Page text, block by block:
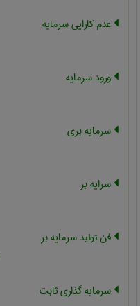
عدم کارایی سرمایه
ورود سرمایه
سرمایه بری
سرايه بر
فن تولید سرمایه بر
سرمایه گذاری ثابت